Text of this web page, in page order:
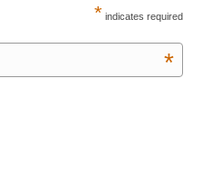
* indicates required
*